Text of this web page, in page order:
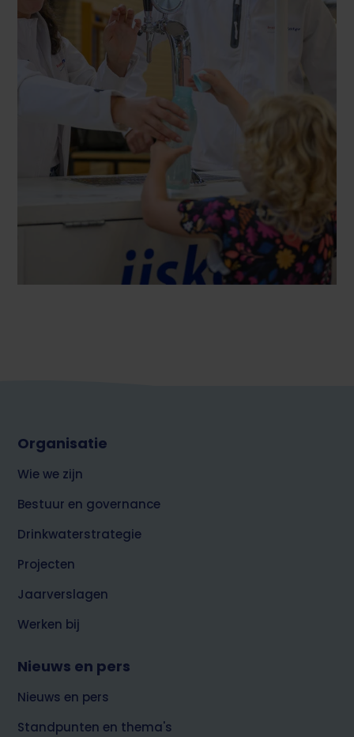
Footer
top
over
Water
Organisatie
Wie we zijn
Bestuur en governance
Drinkwaterstrategie
Projecten
Jaarverslagen
Werken bij
Nieuws en pers
Nieuws en pers
Standpunten en thema's